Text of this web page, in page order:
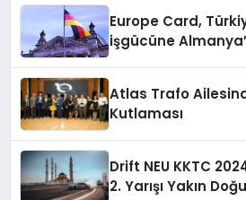
Europe Card,
işgücüne
Atlas Trafo
Kutlaması
Drift NEU KKTC
2. Yarışı Yakın